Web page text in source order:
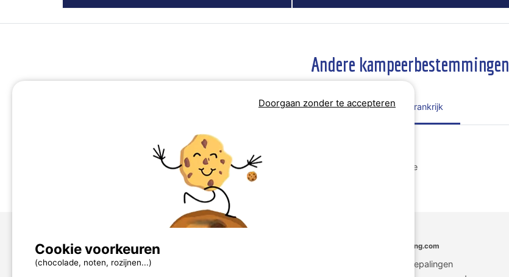
Andere kampeerbestemmingen
Regio's Frankrijk
Camping Auvergne-Rhône-Alpen
Camping Bourgogne-Franche-Comté
Camping Nouvelle-Aquitaine
contact@mycamping.com
MyCamping.com
Wettelijke bepalingen
Doorgaan zonder te accepteren
Cookie voorkeuren
(chocolade, noten, rozijnen...)